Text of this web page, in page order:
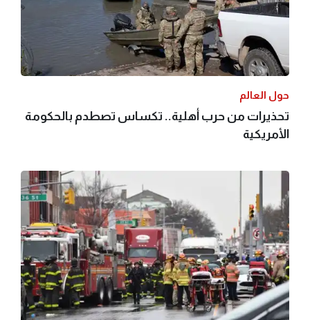
حول العالم
تحذيرات من حرب أهلية.. تكساس تصطدم بالحكومة
الأمريكية